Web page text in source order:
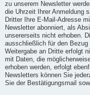
zu unserem Newsletter
die Uhrzeit Ihrer Anmeldung
Dritter Ihre E-Mail-Adresse
Newsletter abonniert, als
unsererseits nicht erhoben.
ausschließlich für den
Weitergabe an Dritte erfolgt
mit Daten, die
erhoben werden, erfolgt
Newsletters können Sie
Sie der Bestätigungsmail